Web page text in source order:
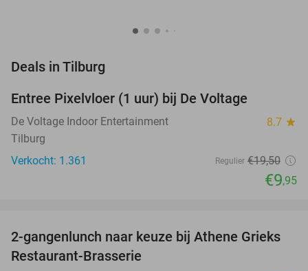
Deals in Tilburg
Entree Pixelvloer (1 uur) bij De Voltage
De Voltage Indoor Entertainment 8.7 star
Tilburg
Verkocht: 1.361
Regulier €19,50
€9,95
40%
NEW
TODAY
2-gangenlunch naar keuze bij Athene Grieks
Restaurant-Brasserie